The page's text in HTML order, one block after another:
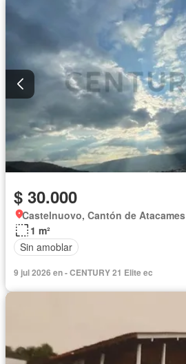
$ 30.000
Castelnuovo, Cantón de Atacames
1 m²
Sin amoblar
9 jul 2026 en - CENTURY 21 Elite ec